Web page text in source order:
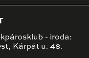
- iroda:
Kárpát u. 48.